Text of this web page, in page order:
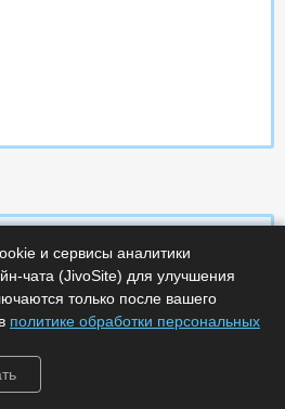
количество лицензий :
и сервисы аналитики
чата (JivoSite) для улучшения
только после вашего
политике обработки персональных